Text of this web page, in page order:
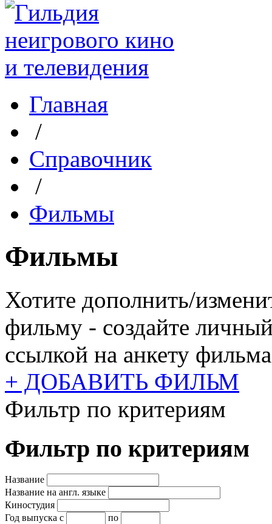
Главная
/
Справочник
/
Фильмы
Фильмы
Хотите дополнить/
фильму - создайте
ссылкой на анкету
+ ДОБАВИТЬ ФИЛЬМ
Фильтр по критериям
Фильтр по критериям
Название
Название на англ. языке
Киностудия
Год выпуска с
по